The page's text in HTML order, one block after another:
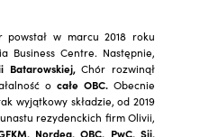
w marcu 2018 roku
Business Centre. Następnie,
Batarowskiej,Chór rozwinął
ocałe OBC.Obecnie
wyjątkowy składzie, od 2019
rezydenckich firm Olivii,
Nordea, OBC, PwC, Sii,